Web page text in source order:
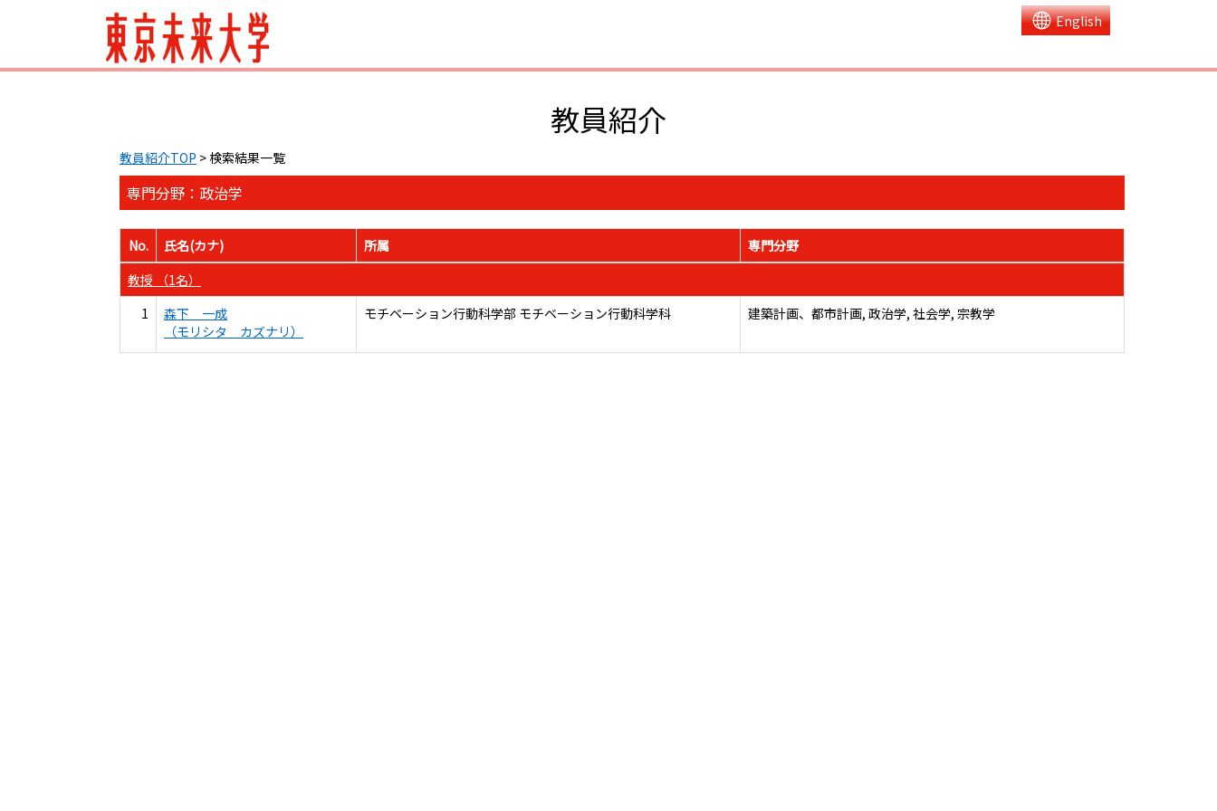
English
教員紹介
教員紹介TOP > 検索結果一覧
専門分野：政治学
No. 氏名(カナ) 所属
専門分野
教授 （1名）
1
森下 一成
（モリシタ カズナリ）
モチベーション行動科学部 モチベーション行動科学科 建築計画、都市計画, 政治学, 社会学, 宗教学